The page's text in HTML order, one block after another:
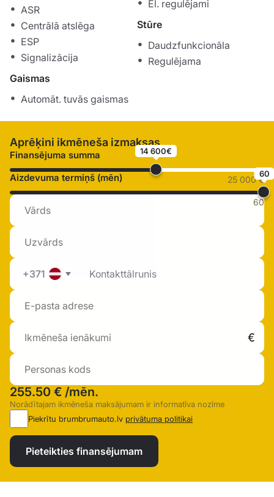
ASR
Centrālā atslēga
ESP
Signalizācija
Gaismas
Automāt. tuvās gaismas
El. regulējami
Stūre
Daudzfunkcionāla
Regulējama
Aprēķini ikmēneša izmaksas
Finansējuma summa 14 600€
25 000 €
Aizdevuma termiņš (mēn) 60
60
+371
255.50 € /mēn.
Norādītajam ikmēneša maksājumam ir informatīva nozīme
Piekrītu brumbrumauto.lv privātuma politikai
Pieteikties finansējumam